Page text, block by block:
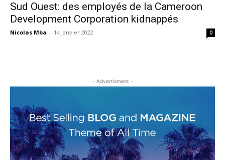
Sud Ouest: des employés de la Cameroon
Development Corporation kidnappés
Nicolas Mba - 14 janvier 2022 0
- Advertisment -